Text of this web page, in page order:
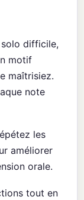
difficile,
motif
maîtrisiez.
note
les
améliorer
orale.
tout en